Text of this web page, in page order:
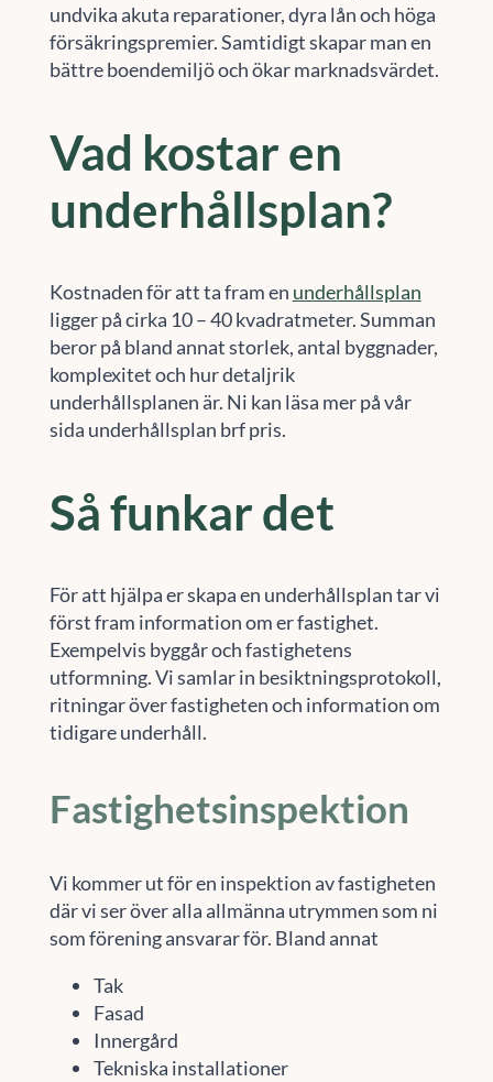
undvika akuta reparationer, dyra lån och höga
försäkringspremier. Samtidigt skapar man en
bättre boendemiljö och ökar marknadsvärdet.
Vad kostar en
underhållsplan?
Kostnaden för att ta fram en underhållsplan
ligger på cirka 10 – 40 kvadratmeter. Summan
beror på bland annat storlek, antal byggnader,
komplexitet och hur detaljrik
underhållsplanen är. Ni kan läsa mer på vår
sida underhållsplan brf pris.
Så funkar det
För att hjälpa er skapa en underhållsplan tar vi
först fram information om er fastighet.
Exempelvis byggår och fastighetens
utformning. Vi samlar in besiktningsprotokoll,
ritningar över fastigheten och information om
tidigare underhåll.
Fastighetsinspektion
Vi kommer ut för en inspektion av fastigheten
där vi ser över alla allmänna utrymmen som ni
som förening ansvarar för. Bland annat
Tak
Fasad
Innergård
Tekniska installationer